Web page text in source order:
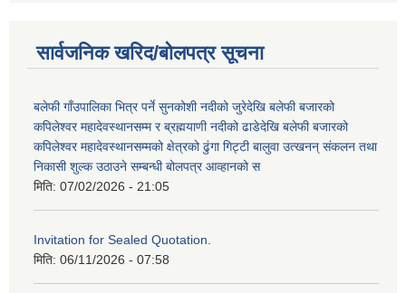
सार्वजनिक खरिद/बोलपत्र सूचना
बलेफी गाँउपालिका भित्र पर्ने सुनकोशी नदीको जुरेदेखि बलेफी बजारको
कपिलेश्वर महादेवस्थानसम्म र ब्रह्मयाणी नदीको ढाडेदेखि बलेफी बजारको
कपिलेश्वर महादेवस्थानसम्मको क्षेत्रको ढुंगा गिट्टी बालुवा उत्खनन् संकलन तथा
निकासी शुल्क उठाउने सम्बन्धी बोलपत्र आव्हानको स
मिति: 07/02/2026 - 21:05
Invitation for Sealed Quotation.
मिति: 06/11/2026 - 07:58